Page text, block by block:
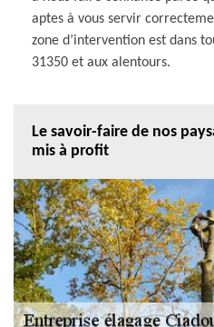
aptes à vous servir
zone d’intervention est dans
31350 et aux alentours.
Le savoir-faire de nos
mis à profit